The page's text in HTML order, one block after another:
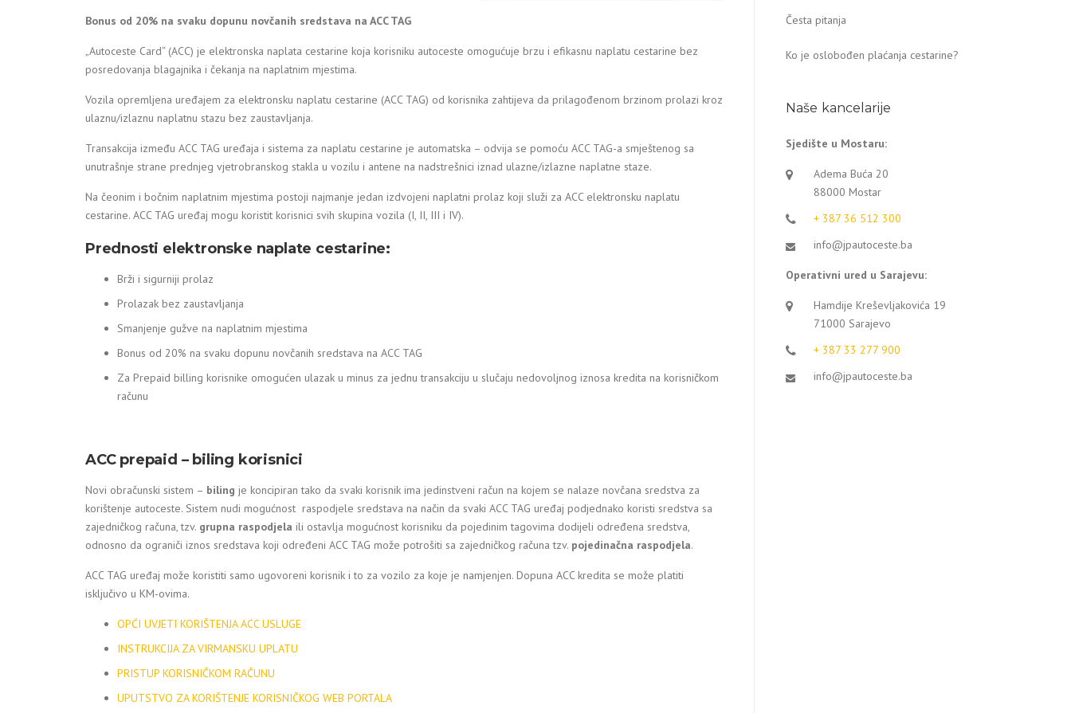
Bonus od 20% na svaku dopunu novčanih sredstava na ACC TAG
„Autoceste Card“ (ACC) je elektronska naplata cestarine koja korisniku autoceste omogućuje brzu i efikasnu naplatu cestarine bez
posredovanja blagajnika i čekanja na naplatnim mjestima.
Vozila opremljena uređajem za elektronsku naplatu cestarine (ACC TAG) od korisnika zahtijeva da prilagođenom brzinom prolazi kroz
ulaznu/izlaznu naplatnu stazu bez zaustavljanja.
Transakcija između ACC TAG uređaja i sistema za naplatu cestarine je automatska – odvija se pomoću ACC TAG-a smještenog sa
unutrašnje strane prednjeg vjetrobranskog stakla u vozilu i antene na nadstrešnici iznad ulazne/izlazne naplatne staze.
Na čeonim i bočnim naplatnim mjestima postoji najmanje jedan izdvojeni naplatni prolaz koji služi za ACC elektronsku naplatu
cestarine. ACC TAG uređaj mogu koristit korisnici svih skupina vozila (I, II, III i IV).
Prednosti elektronske naplate cestarine:
Brži i sigurniji prolaz
Prolazak bez zaustavljanja
Smanjenje gužve na naplatnim mjestima
Bonus od 20% na svaku dopunu novčanih sredstava na ACC TAG
Za Prepaid billing korisnike omogućen ulazak u minus za jednu transakciju u slučaju nedovoljnog iznosa kredita na korisničkom
računu
ACC prepaid – biling korisnici
Novi obračunski sistem – biling je koncipiran tako da svaki korisnik ima jedinstveni račun na kojem se nalaze novčana sredstva za
korištenje autoceste. Sistem nudi mogućnost raspodjele sredstava na način da svaki ACC TAG uređaj podjednako koristi sredstva sa
zajedničkog računa, tzv. grupna raspodjela ili ostavlja mogućnost korisniku da pojedinim tagovima dodijeli određena sredstva,
odnosno da ograniči iznos sredstava koji određeni ACC TAG može potrošiti sa zajedničkog računa tzv. pojedinačna raspodjela.
ACC TAG uređaj može koristiti samo ugovoreni korisnik i to za vozilo za koje je namjenjen. Dopuna ACC kredita se može platiti
isključivo u KM-ovima.
OPĆI UVJETI KORIŠTENJA ACC USLUGE
INSTRUKCIJA ZA VIRMANSKU UPLATU
PRISTUP KORISNIČKOM RAČUNU
UPUTSTVO ZA KORIŠTENJE KORISNIČKOG WEB PORTALA
Česta pitanja
Ko je oslobođen plaćanja cestarine?
Naše kancelarije
Sjedište u Mostaru:
Adema Buća 20
88000 Mostar
+ 387 36 512 300
info@jpautoceste.ba
Operativni ured u Sarajevu:
Hamdije Kreševljakovića 19
71000 Sarajevo
+ 387 33 277 900
info@jpautoceste.ba